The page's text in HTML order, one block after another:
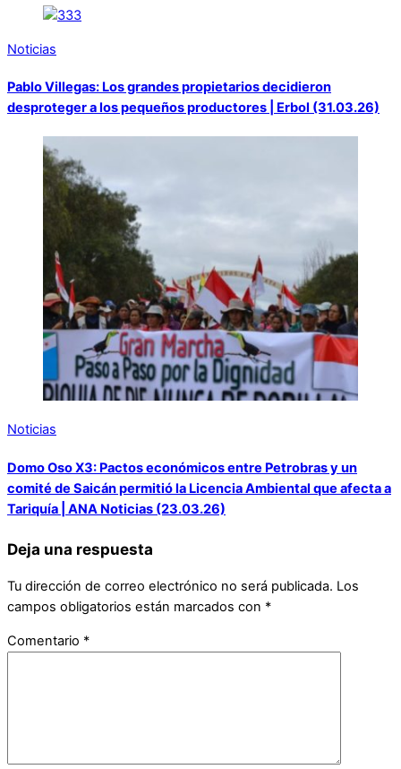
Noticias
Pablo Villegas: Los grandes propietarios decidieron
desproteger a los pequeños productores | Erbol (31.03.26)
Noticias
Domo Oso X3: Pactos económicos entre Petrobras y un
comité de Saicán permitió la Licencia Ambiental que afecta a
Tariquía | ANA Noticias (23.03.26)
Deja una respuesta
Tu dirección de correo electrónico no será publicada. Los
campos obligatorios están marcados con *
Comentario *